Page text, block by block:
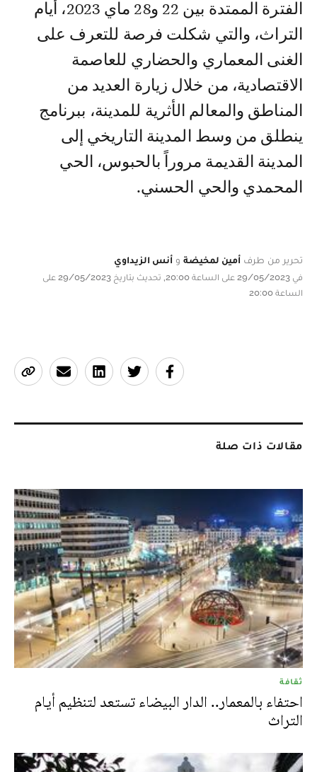
الفترة الممتدة بين 22 و28 ماي 2023، أيام
التراث، والتي شكلت فرصة للتعرف على
الغنى المعماري والحضاري للعاصمة
الاقتصادية، من خلال زيارة العديد من
المناطق والمعالم الأثرية للمدينة، ببرنامج
ينطلق من وسط المدينة التاريخي إلى
المدينة القديمة مروراً بالحبوس، الحي
المحمدي والحي الحسني.
تحرير من طرف أمين لمخيضة و أنس الزيداوي
في 29/05/2023 على الساعة 20:00, تحديث بتاريخ 29/05/2023 على
الساعة 20:00
مقالات ذات صلة
ثقافة
احتفاء بالمعمار.. الدار البيضاء تستعد لتنظيم أيام
التراث